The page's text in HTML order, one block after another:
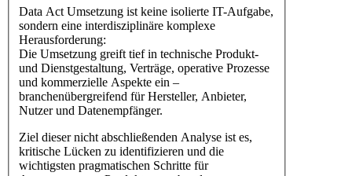
Data Act Umsetzung ist keine isolierte IT-Aufgabe,
sondern eine interdisziplinäre komplexe
Herausforderung:
Die Umsetzung greift tief in technische Produkt-
und Dienstgestaltung, Verträge, operative Prozesse
und kommerzielle Aspekte ein –
branchenübergreifend für Hersteller, Anbieter,
Nutzer und Datenempfänger.
Ziel dieser nicht abschließenden Analyse ist es,
kritische Lücken zu identifizieren und die
wichtigsten pragmatischen Schritte für